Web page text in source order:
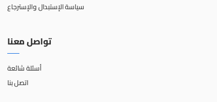
سياسة الإستبدال والإسترجاع
تواصل معنا
أسئلة شائعة
اتصل بنا